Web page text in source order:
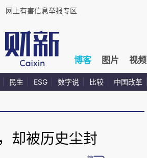
网上有害信息举报专区
博客 图片 视频
民生 ESG 数字说 比较 中国改革
却被历史尘封